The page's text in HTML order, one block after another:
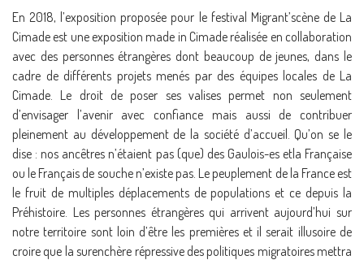
En 2018, l’exposition proposée pour le festival Migrant’scène de La
Cimade est une exposition made in Cimade réalisée en collaboration
avec des personnes étrangères dont beaucoup de jeunes, dans le
cadre de différents projets menés par des équipes locales de La
Cimade. Le droit de poser ses valises permet non seulement
d’envisager l’avenir avec confiance mais aussi de contribuer
pleinement au développement de la société d’accueil. Qu’on se le
dise : nos ancêtres n’étaient pas (que) des Gaulois-es etla Française
ou le Français de souche n’existe pas. Le peuplement de la France est
le fruit de multiples déplacements de populations et ce depuis la
Préhistoire. Les personnes étrangères qui arrivent aujourd’hui sur
notre territoire sont loin d’être les premières et il serait illusoire de
croire que la surenchère répressive des politiques migratoires mettra